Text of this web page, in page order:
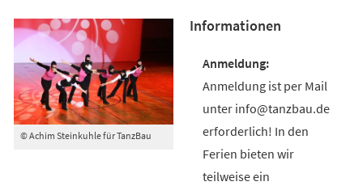
© Achim Steinkuhle für TanzBau
Informationen
Anmeldung ist per Mail
unter info@tanzbau.de
erforderlich! In den
Ferien bieten wir
teilweise ein